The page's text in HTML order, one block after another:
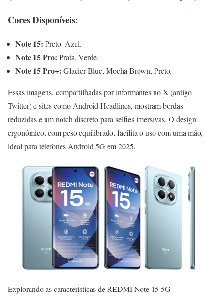
Cores Disponíveis:
Note 15: Preto, Azul.
Note 15 Pro: Prata, Verde.
Note 15 Pro+: Glacier Blue, Mocha Brown, Preto.
Essas imagens, compartilhadas por informantes no X (antigo
Twitter) e sites como Android Headlines, mostram bordas
reduzidas e um notch discreto para selfies imersivas. O design
ergonômico, com peso equilibrado, facilita o uso com uma mão,
ideal para telefones Android 5G em 2025.
Explorando as características de REDMI Note 15 5G